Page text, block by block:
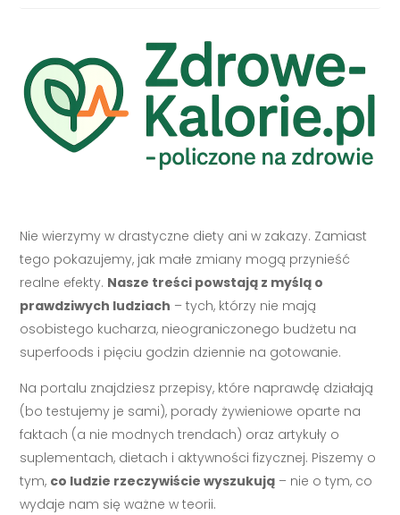
Nie wierzymy w drastyczne diety ani w zakazy. Zamiast
tego pokazujemy, jak małe zmiany mogą przynieść
realne efekty. Nasze treści powstają z myślą o
prawdziwych ludziach – tych, którzy nie mają
osobistego kucharza, nieograniczonego budżetu na
superfoods i pięciu godzin dziennie na gotowanie.
Na portalu znajdziesz przepisy, które naprawdę działają
(bo testujemy je sami), porady żywieniowe oparte na
faktach (a nie modnych trendach) oraz artykuły o
suplementach, dietach i aktywności fizycznej. Piszemy o
tym, co ludzie rzeczywiście wyszukują – nie o tym, co
wydaje nam się ważne w teorii.